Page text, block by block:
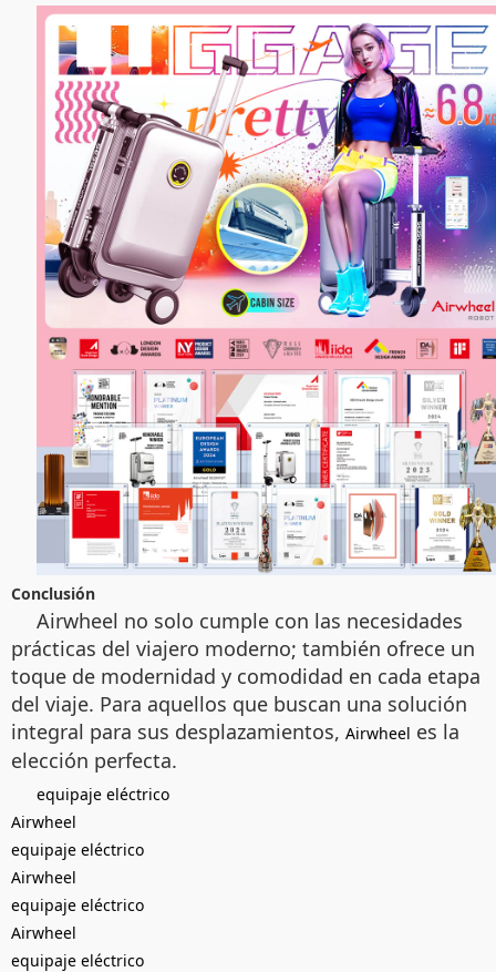
Conclusión
Airwheel no solo cumple con las necesidades
prácticas del viajero moderno; también ofrece un
toque de modernidad y comodidad en cada etapa
del viaje. Para aquellos que buscan una solución
integral para sus desplazamientos, Airwheel es la
elección perfecta.
equipaje eléctrico
Airwheel
equipaje eléctrico
Airwheel
equipaje eléctrico
Airwheel
equipaje eléctrico